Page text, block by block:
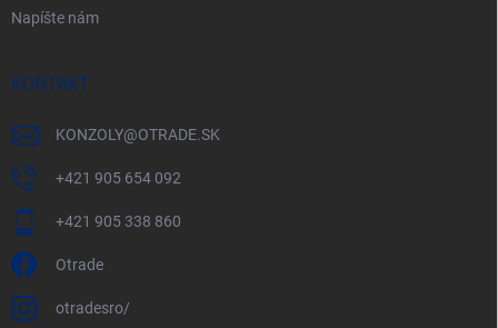
Napíšte nám
KONTAKT
KONZOLY@OTRADE.SK
+421 905 654 092
+421 905 338 860
Otrade
otradesro/